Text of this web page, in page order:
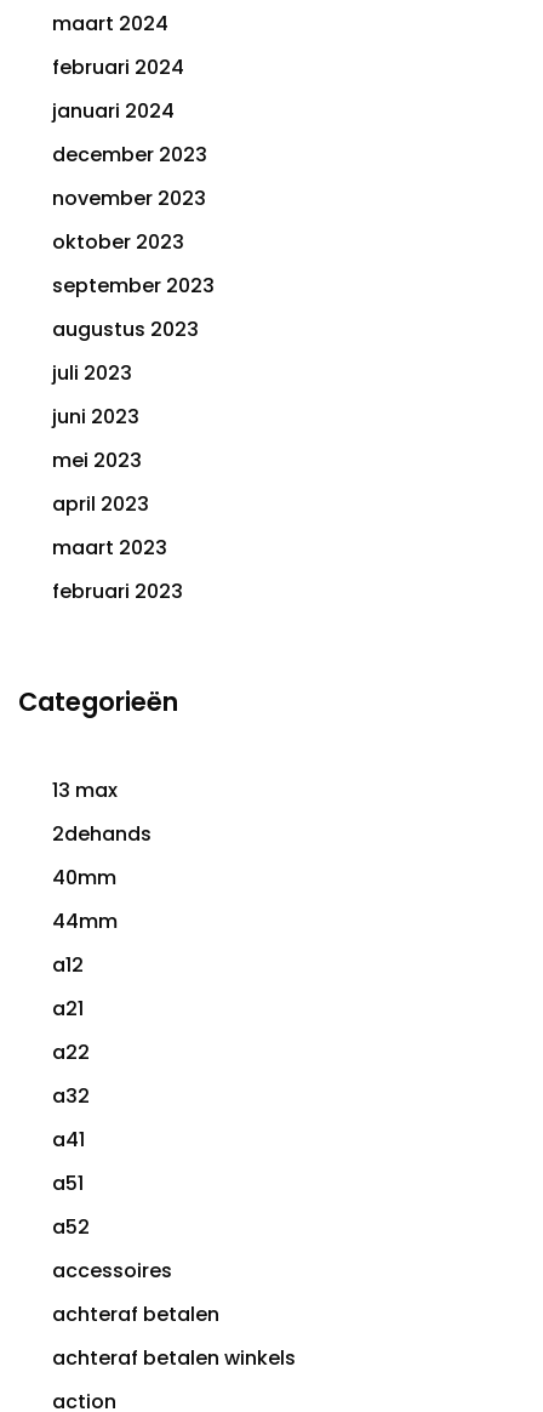
maart 2024
februari 2024
januari 2024
december 2023
november 2023
oktober 2023
september 2023
augustus 2023
juli 2023
juni 2023
mei 2023
april 2023
maart 2023
februari 2023
Categorieën
13 max
2dehands
40mm
44mm
a12
a21
a22
a32
a41
a51
a52
accessoires
achteraf betalen
achteraf betalen winkels
action